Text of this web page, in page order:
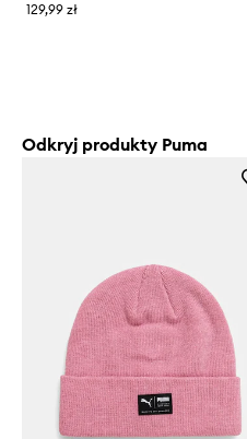
129,99 zł
Odkryj produkty Puma